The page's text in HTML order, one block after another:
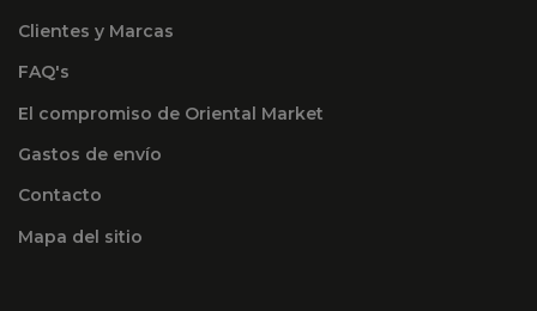
Clientes y Marcas
FAQ's
El compromiso de Oriental Market
Gastos de envío
Contacto
Mapa del sitio